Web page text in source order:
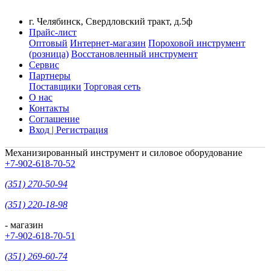
г. Челябинск, Свердловский тракт, д.5ф
Прайс-лист
Оптовый Интернет-магазин Пороховой инструмент
(розница) Восстановленный инструмент
Сервис
Партнеры
Поставщики Торговая сеть
О нас
Контакты
Соглашение
Вход | Регистрация
Механизированный инструмент и силовое оборудование
+7-902-618-70-52
(351) 270-50-94
(351) 220-18-98
- магазин
+7-902-618-70-51
(351) 269-60-74